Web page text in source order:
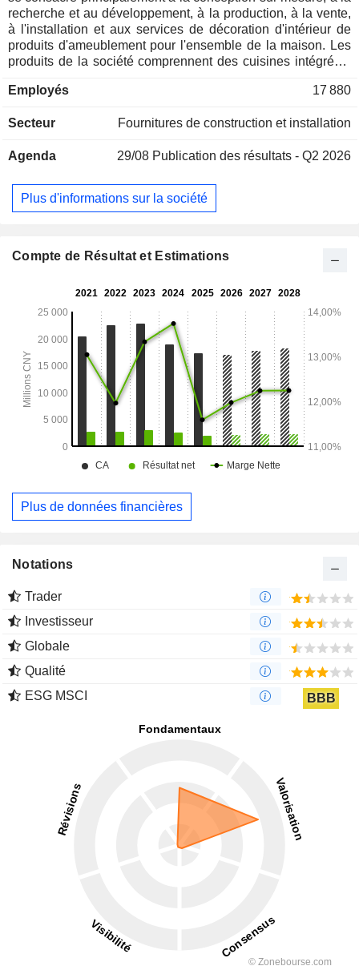
recherche et au développement, à la production, à la vente,
à l'installation et aux services de décoration d'intérieur de
produits d'ameublement pour l'ensemble de la maison. Les
produits de la société comprennent des cuisines intégrées,
toute la maison), des salles de bains intégrées, des
fenêtres en métal, des tissus d'ameublement, des
d'aménagement intégré pour la maison.
Employés 17 880
Secteur Fournitures de construction et installation
Agenda 29/08 Publication des résultats - Q2 2026
Plus d'informations sur la société
Compte de Résultat et Estimations
Plus de données financières
Notations
Trader
Investisseur
Globale
Qualité
ESG MSCI
BBB